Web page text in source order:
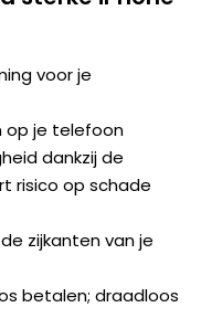
voor je
op je telefoon
dankzij de
risico op schade
zijkanten van je
betalen; draadloos